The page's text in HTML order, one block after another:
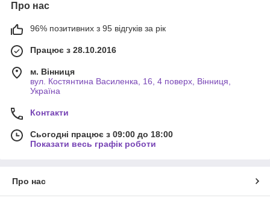
Про нас
96% позитивних з 95 відгуків за рік
Працює з 28.10.2016
м. Вінниця
вул. Костянтина Василенка, 16, 4 поверх, Вінниця,
Україна
Контакти
Сьогодні працює з 09:00 до 18:00
Показати весь графік роботи
Про нас